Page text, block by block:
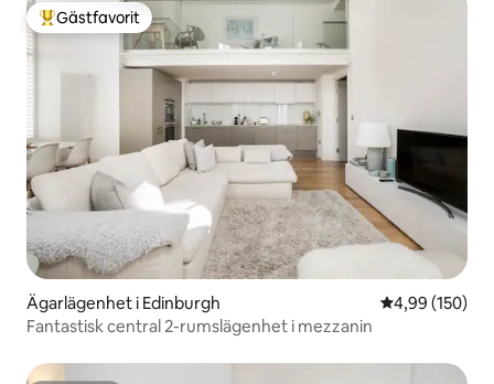
Populär gästfavorit
Gästfavorit
Ägarlägenhet i Edinburgh 4,99 av 5 i
4,99 (150)
Fantastisk central 2-rumslägenhet i mezzanin